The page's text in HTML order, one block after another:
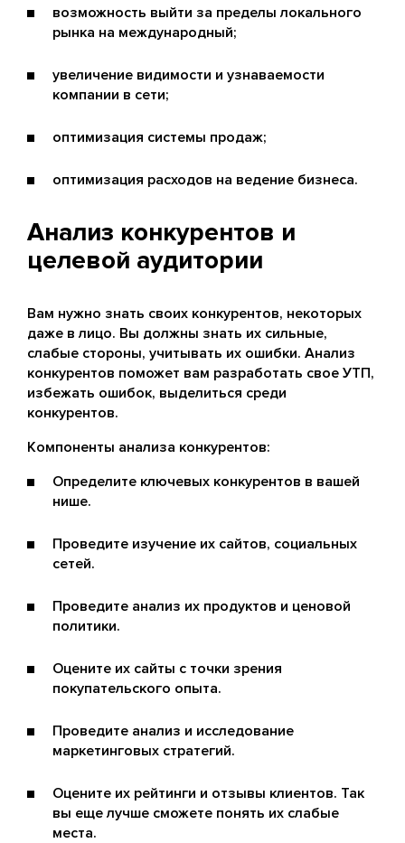
возможность выйти за пределы локального
рынка на международный;
увеличение видимости и узнаваемости
компании в сети;
оптимизация системы продаж;
оптимизация расходов на ведение бизнеса.
Анализ конкурентов и
целевой аудитории
Вам нужно знать своих конкурентов, некоторых
даже в лицо. Вы должны знать их сильные,
слабые стороны, учитывать их ошибки. Анализ
конкурентов поможет вам разработать свое УТП,
избежать ошибок, выделиться среди
конкурентов.
Компоненты анализа конкурентов:
Определите ключевых конкурентов в вашей
нише.
Проведите изучение их сайтов, социальных
сетей.
Проведите анализ их продуктов и ценовой
политики.
Оцените их сайты с точки зрения
покупательского опыта.
Проведите анализ и исследование
маркетинговых стратегий.
Оцените их рейтинги и отзывы клиентов. Так
вы еще лучше сможете понять их слабые
места.